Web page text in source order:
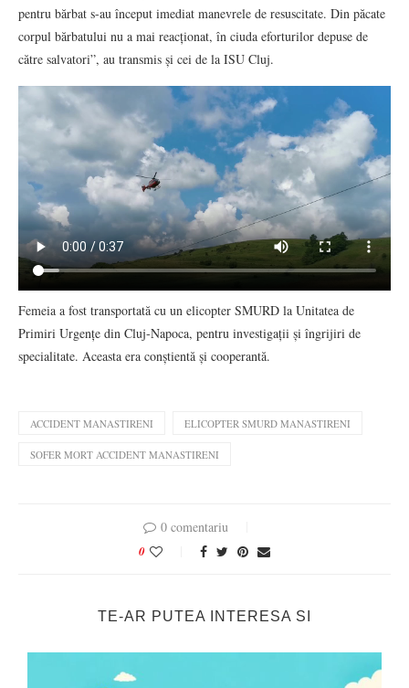
pentru bărbat s-au început imediat manevrele de resuscitate. Din păcate
corpul bărbatului nu a mai reacționat, în ciuda eforturilor depuse de
către salvatori”, au transmis și cei de la ISU Cluj.
Femeia a fost transportată cu un elicopter SMURD la Unitatea de
Primiri Urgențe din Cluj-Napoca, pentru investigații și îngrijiri de
specialitate. Aceasta era conștientă și cooperantă.
ACCIDENT MANASTIRENI ELICOPTER SMURD MANASTIRENI
SOFER MORT ACCIDENT MANASTIRENI
0 comentariu
0
TE-AR PUTEA INTERESA SI